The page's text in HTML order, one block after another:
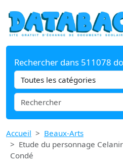
Rechercher dans 511078
Accueil
Beaux-Arts
Etude du personnage
Condé